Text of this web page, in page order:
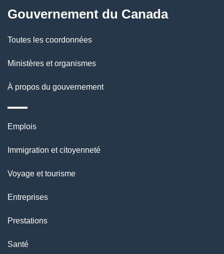
d
e
p
a
site
Gouvernement du Canada
Toutes les coordonnées
Ministères et organismes
À propos du gouvernement
Thèmes
sujets
Emplois
Immigration et citoyenneté
Voyage et tourisme
Entreprises
Prestations
Santé